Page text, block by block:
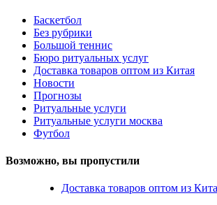
Баскетбол
Без рубрики
Большой теннис
Бюро ритуальных услуг
Доставка товаров оптом из Китая
Новости
Прогнозы
Ритуальные услуги
Ритуальные услуги москва
Футбол
Возможно, вы пропустили
Доставка товаров оптом из